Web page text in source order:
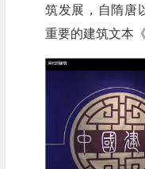
筑发展，自隋唐
重要的建筑文本